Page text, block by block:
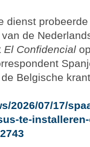
dienst
de
El Confidencial
Belgische
2026/07/17/
te-